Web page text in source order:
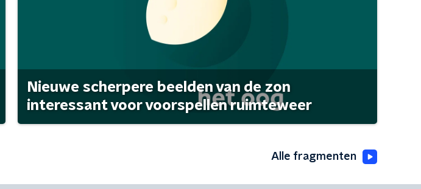
Nieuwe scherpere beelden van de zon
interessant voor voorspellen ruimteweer
Alle fragmenten